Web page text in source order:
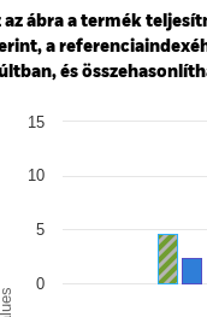
-24 to 48.
az ábra a termék
a
és
chart with 2 data series.
chart has 1 Y axis
0
5
10
15